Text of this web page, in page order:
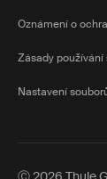
Oznámení o
Zásady
Nastavení